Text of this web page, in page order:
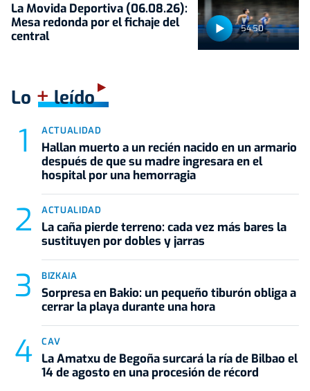
54:50
La Movida Deportiva (06.08.26):
Mesa redonda por el fichaje del
central
Lo +leído
ACTUALIDAD
Hallan muerto a un recién nacido en un armario
después de que su madre ingresara en el
hospital por una hemorragia
ACTUALIDAD
La caña pierde terreno: cada vez más bares la
sustituyen por dobles y jarras
BIZKAIA
Sorpresa en Bakio: un pequeño tiburón obliga a
cerrar la playa durante una hora
CAV
La Amatxu de Begoña surcará la ría de Bilbao el
14 de agosto en una procesión de récord